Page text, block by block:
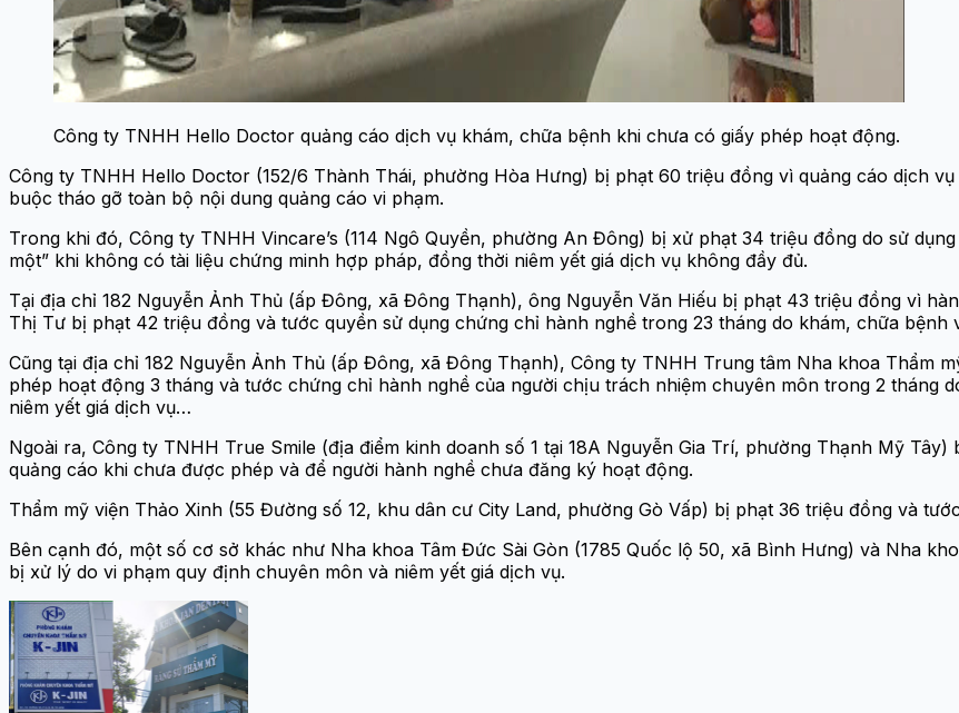
Công ty TNHH Hello Doctor quảng cáo dịch vụ khám, chữa bệnh khi chưa có giấy phép hoạt động.
Công ty TNHH Hello Doctor (152/6 Thành Thái, phường Hòa Hưng) bị phạt 60 triệu đồng vì quảng cáo dịch
buộc tháo gỡ toàn bộ nội dung quảng cáo vi phạm.
Trong khi đó, Công ty TNHH Vincare’s (114 Ngô Quyền, phường An Đông) bị xử phạt 34 triệu đồng do sử dụng
một” khi không có tài liệu chứng minh hợp pháp, đồng thời niêm yết giá dịch vụ không đầy đủ.
Tại địa chỉ 182 Nguyễn Ảnh Thủ (ấp Đông, xã Đông Thạnh), ông Nguyễn Văn Hiếu bị phạt 43 triệu đồng vì
Thị Tư bị phạt 42 triệu đồng và tước quyền sử dụng chứng chỉ hành nghề trong 23 tháng do khám, chữa bệnh
Cũng tại địa chỉ 182 Nguyễn Ảnh Thủ (ấp Đông, xã Đông Thạnh), Công ty TNHH Trung tâm Nha khoa Thẩm
phép hoạt động 3 tháng và tước chứng chỉ hành nghề của người chịu trách nhiệm chuyên môn trong 2 tháng
niêm yết giá dịch vụ…
Ngoài ra, Công ty TNHH True Smile (địa điểm kinh doanh số 1 tại 18A Nguyễn Gia Trí, phường Thạnh Mỹ
quảng cáo khi chưa được phép và để người hành nghề chưa đăng ký hoạt động.
Thẩm mỹ viện Thảo Xinh (55 Đường số 12, khu dân cư City Land, phường Gò Vấp) bị phạt 36 triệu đồng và
Bên cạnh đó, một số cơ sở khác như Nha khoa Tâm Đức Sài Gòn (1785 Quốc lộ 50, xã Bình Hưng) và Nha
bị xử lý do vi phạm quy định chuyên môn và niêm yết giá dịch vụ.